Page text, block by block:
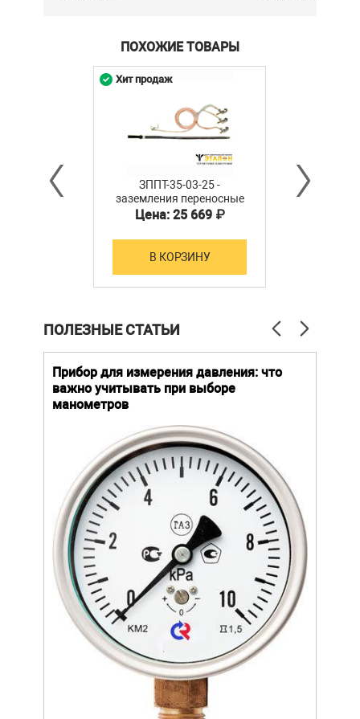
ПОХОЖИЕ ТОВАРЫ
ЗППТ-35-03-25 -
заземления переносные
для распределительных
Цена: 25 669 ₽
В КОРЗИНУ
Хит продаж
ПОЛЕЗНЫЕ СТАТЬИ
Прибор для измерения давления: что
важно учитывать при выборе
манометров